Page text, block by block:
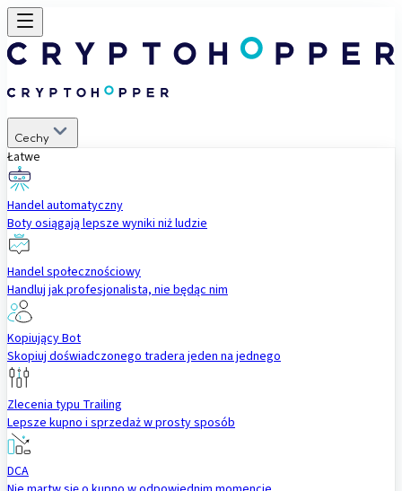
Cechy
Łatwe
Handel automatyczny
Boty osiągają lepsze wyniki niż ludzie
Handel społecznościowy
Handluj jak profesjonalista, nie będąc nim
Kopiujący Bot
Skopiuj doświadczonego tradera jeden na jednego
Zlecenia typu Trailing
Lepsze kupno i sprzedaż w prosty sposób
DCA